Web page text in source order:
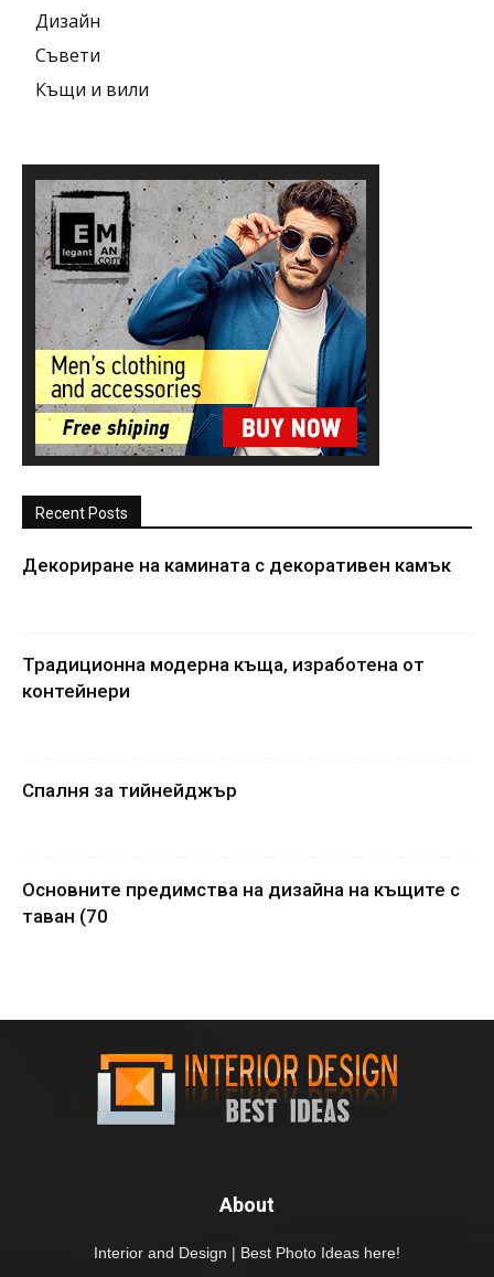
Дизайн
Съвети
Къщи и вили
Recent Posts
Декориране на камината с декоративен камък
Традиционна модерна къща, изработена от
контейнери
Спалня за тийнейджър
Основните предимства на дизайна на къщите с
таван (70
About
Interior and Design | Best Photo Ideas here!